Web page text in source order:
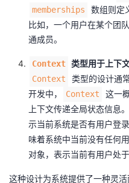
memberships
数组则定
比如，一个用户在某个团
通成员。
Context 类型用于上下
Context
类型的设计通
开发中，
Context
这一
上下文传递全局状态信息
示当前系统是否有用户登录
味着系统中当前没有任何
对象，表示当前有用户处于
这种设计为系统提供了一种灵